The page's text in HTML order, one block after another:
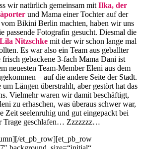
wir natürlich gemeinsam mit Ilka, der
und Mama einer Tochter auf der
Bikini Berlin machten, haben wir uns
passende Fotografin gesucht. Diesmal die
Nitzschke mit der wir schon lange mal
Es war also ein Team aus geballter
frisch gebackene 3-fach Mama Dani ist
neuesten Team-Member Eleni aus dem
– auf die andere Seite der Stadt.
Längen überstrahlt, aber gestört hat das
Vielmehr waren wir damit beschäftigt,
zu erhaschen, was überaus schwer war,
Zeit seelenruhig und gut eingepackt bei
Trage geschlafen… Zzzzzzz…
et_pb_row][et_pb_row